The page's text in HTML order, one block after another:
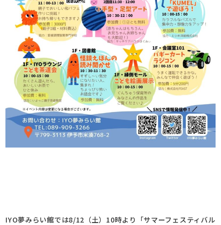
IYO夢みらい館では8/12（土）10時より「サマーフェスティバル